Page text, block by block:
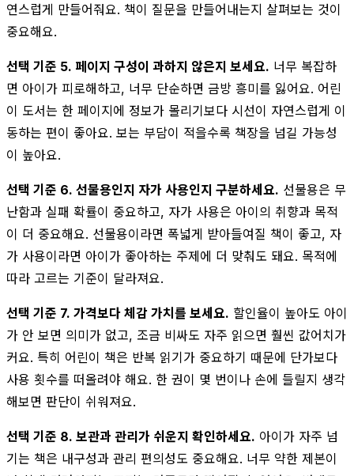
연스럽게 만들어줘요. 책이 질문을 만들어내는지 살펴보는 것이
중요해요.
선택 기준 5. 페이지 구성이 과하지 않은지 보세요. 너무 복잡하
면 아이가 피로해하고, 너무 단순하면 금방 흥미를 잃어요. 어린
이 도서는 한 페이지에 정보가 몰리기보다 시선이 자연스럽게 이
동하는 편이 좋아요. 보는 부담이 적을수록 책장을 넘길 가능성
이 높아요.
선택 기준 6. 선물용인지 자가 사용인지 구분하세요. 선물용은 무
난함과 실패 확률이 중요하고, 자가 사용은 아이의 취향과 목적
이 더 중요해요. 선물용이라면 폭넓게 받아들여질 책이 좋고, 자
가 사용이라면 아이가 좋아하는 주제에 더 맞춰도 돼요. 목적에
따라 고르는 기준이 달라져요.
선택 기준 7. 가격보다 체감 가치를 보세요. 할인율이 높아도 아이
가 안 보면 의미가 없고, 조금 비싸도 자주 읽으면 훨씬 값어치가
커요. 특히 어린이 책은 반복 읽기가 중요하기 때문에 단가보다
사용 횟수를 떠올려야 해요. 한 권이 몇 번이나 손에 들릴지 생각
해보면 판단이 쉬워져요.
선택 기준 8. 보관과 관리가 쉬운지 확인하세요. 아이가 자주 넘
기는 책은 내구성과 관리 편의성도 중요해요. 너무 약한 제본이